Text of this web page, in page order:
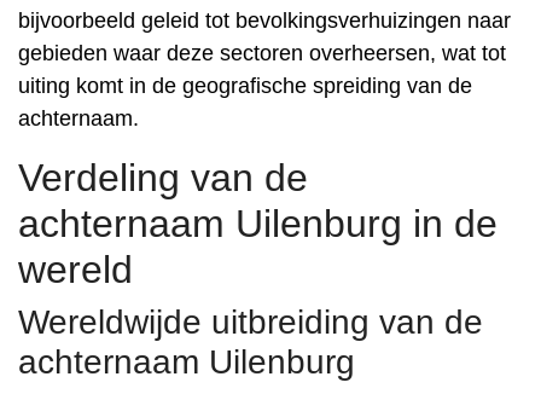
bijvoorbeeld geleid tot bevolkingsverhuizingen naar
gebieden waar deze sectoren overheersen, wat tot
uiting komt in de geografische spreiding van de
achternaam.
Verdeling van de
achternaam Uilenburg in de
wereld
Wereldwijde uitbreiding van de
achternaam Uilenburg